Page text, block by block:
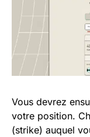
Vous devrez
votre position.
(strike) auquel